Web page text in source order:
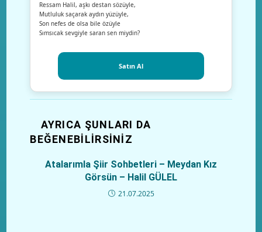
Ressam Halil, aşkı destan sözüyle,
Mutluluk saçarak aydın yüzüyle,
Son nefes de olsa bile özüyle
Sımsıcak sevgiyle saran sen miydin?
Satın Al
AYRICA ŞUNLARI DA
BEĞENEBILIRSINIZ
Atalarımla Şiir Sohbetleri – Meydan Kız
Görsün – Halil GÜLEL
21.07.2025